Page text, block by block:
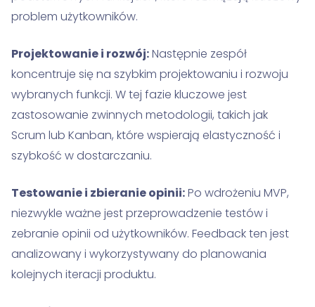
problem użytkowników.
Projektowanie i rozwój:Następnie zespół
koncentruje się na szybkim projektowaniu i rozwoju
wybranych funkcji. W tej fazie kluczowe jest
zastosowanie zwinnych metodologii, takich jak
Scrum lub Kanban, które wspierają elastyczność i
szybkość w dostarczaniu.
Testowanie i zbieranie opinii:Po wdrożeniu MVP,
niezwykle ważne jest przeprowadzenie testów i
zebranie opinii od użytkowników. Feedback ten jest
analizowany i wykorzystywany do planowania
kolejnych iteracji produktu.